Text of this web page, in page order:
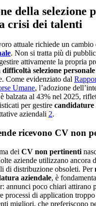
della selezione
crisi dei talenti
attuale richiede un
. Non si tratta più di
attivamente la propria
difficoltà selezione personale
Come evidenziato dal
Umane, l’adozione
balzata al 43% nel 2025,
per gestire candidature
aziendali 2.
ricevono CV non
dei CV non pertinenti
aziende utilizzano ancora
di distribuzione obsoleti. Per
aziendale, è
annunci poco chiari attirano
processi di application troppo
migliori, che preferiscono